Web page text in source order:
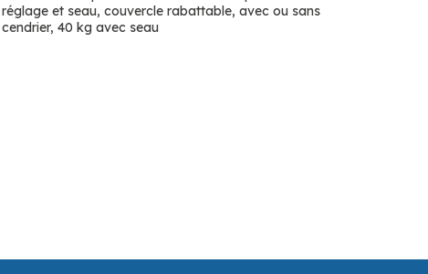
réglage et seau, couvercle rabattable, avec ou sans
cendrier, 40 kg avec seau